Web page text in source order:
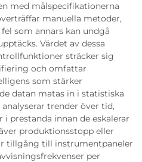
med målspecifikationerna
manuella metoder,
som annars kan undgå
Värdet av dessa
sträcker sig
och omfattar
som stärker
datan matas in i statistiska
trender över tid,
prestanda innan de eskalerar
produktionsstopp eller
tillgång till instrumentpaneler
per